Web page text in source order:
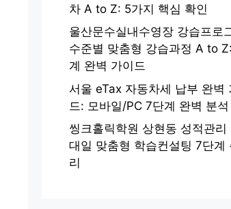
차 A to Z: 5가지 핵심 확인
울산문수실내수영장 강습프로
수준별 맞춤형 강습과정 A to
계 완벽 가이드
서울 eTax 자동차세 납부 완벽
드: 모바일/PC 7단계 완벽 분석
씽크홀릭학원 상현동 성적관리
대일 맞춤형 학습컨설팅 7단계
리